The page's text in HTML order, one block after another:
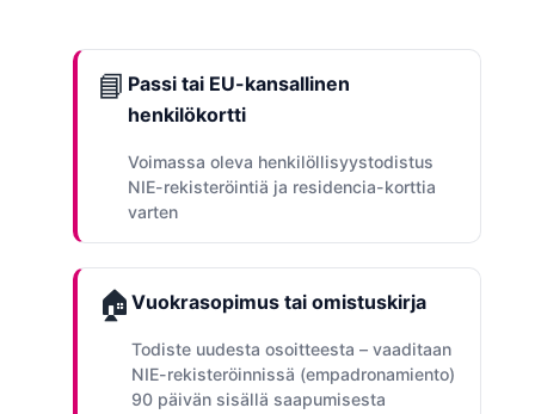
📘 Passi tai EU-kansallinen
henkilökortti
Voimassa oleva henkilöllisyystodistus
NIE-rekisteröintiä ja residencia-korttia
varten
🏠 Vuokrasopimus tai omistuskirja
Todiste uudesta osoitteesta – vaaditaan
NIE-rekisteröinnissä (empadronamiento)
90 päivän sisällä saapumisesta